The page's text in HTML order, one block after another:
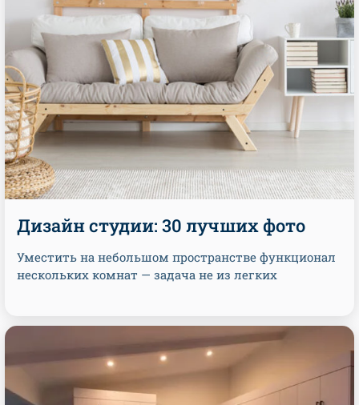
Дизайн студии: 30 лучших фото
Уместить на небольшом пространстве функционал
нескольких комнат — задача не из легких